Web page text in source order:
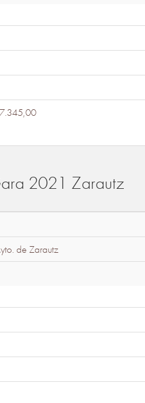
2021 Zarautz
de Zarautz